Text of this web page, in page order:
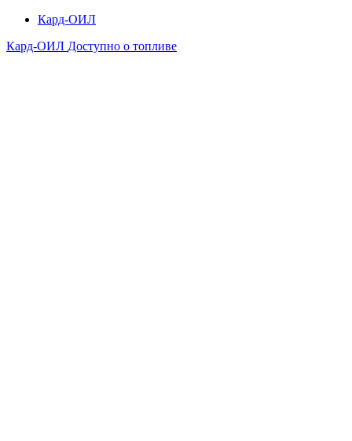
Кард-ОИЛ
Кард-ОИЛ Доступно о топливе